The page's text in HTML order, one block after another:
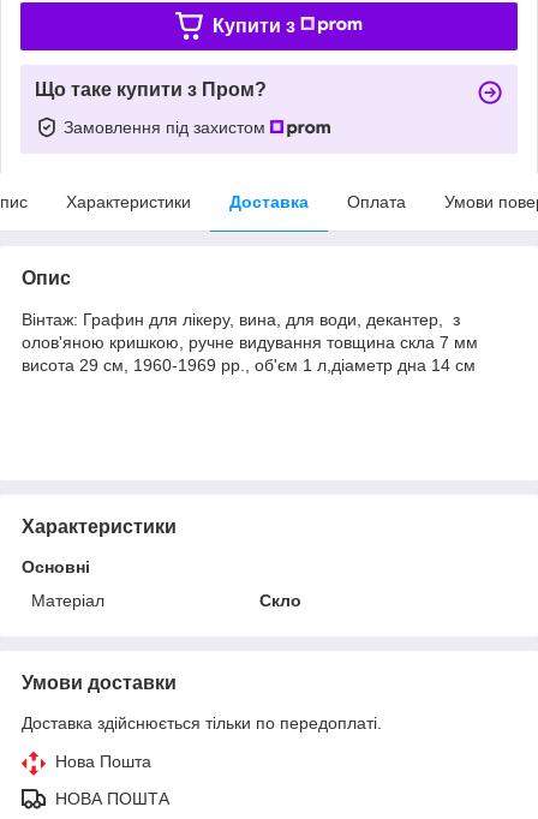
Купити з
Що таке купити з Пром?
Замовлення під захистом
Характеристики Доставка Оплата Умови
Опис
Вінтаж: Графин для лікеру, вина, для води, декантер, з
олов'яною кришкою, ручне видування товщина скла 7 мм
висота 29 см, 1960-1969 рр., об'єм 1 л,діаметр дна 14 см
Характеристики
Основні
Матеріал
Скло
Умови доставки
Доставка здійснюється тільки по передоплаті.
Нова Пошта
НОВА ПОШТА